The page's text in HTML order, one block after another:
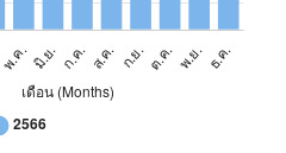
208,000